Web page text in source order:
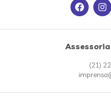
(21)